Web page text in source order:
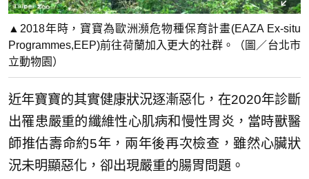
▲2018年時，寶寶為歐洲瀕危物種保育計畫(EAZA Ex-situ
Programmes,EEP)前往荷蘭加入更大的社群。（圖／台北市
立動物園）
近年寶寶的其實健康狀況逐漸惡化，在2020年診斷
出罹患嚴重的纖維性心肌病和慢性胃炎，當時獸醫
師推估壽命約5年，兩年後再次檢查，雖然心臟狀
況未明顯惡化，卻出現嚴重的腸胃問題。